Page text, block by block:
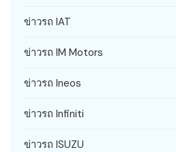
ข่าวรถ IAT
ข่าวรถ IM Motors
ข่าวรถ Ineos
ข่าวรถ Infiniti
ข่าวรถ ISUZU